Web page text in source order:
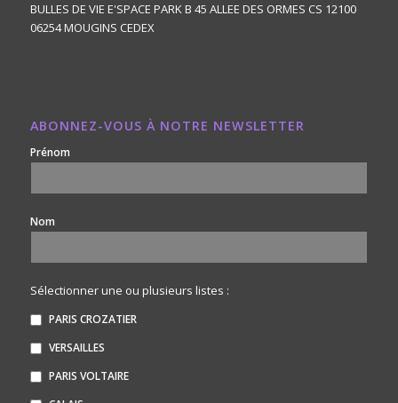
BULLES DE VIE E'SPACE PARK B 45 ALLEE DES ORMES CS 12100
06254 MOUGINS CEDEX
ABONNEZ-VOUS À NOTRE NEWSLETTER
Prénom
Nom
Sélectionner une ou plusieurs listes :
PARIS CROZATIER
VERSAILLES
PARIS VOLTAIRE